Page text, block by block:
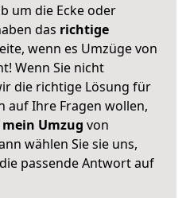
um die Ecke oder
das richtige
wenn es Umzüge von
Wenn Sie nicht
die richtige Lösung für
auf Ihre Fragen wollen,
Umzug von
wählen Sie sie uns,
passende Antwort auf